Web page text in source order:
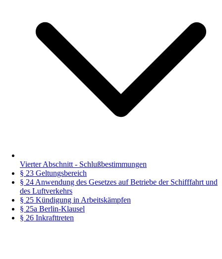
Vierter Abschnitt - Schlußbestimmungen
§ 23 Geltungsbereich
§ 24 Anwendung des Gesetzes auf Betriebe der Schifffahrt und
des Luftverkehrs
§ 25 Kündigung in Arbeitskämpfen
§ 25a Berlin-Klausel
§ 26 Inkrafttreten